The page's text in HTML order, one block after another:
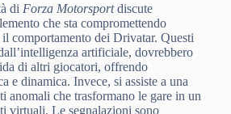
di Forza Motorsportdiscute
che sta compromettendo
comportamento dei Drivatar. Questi
artificiale, dovrebbero
di altri giocatori, offrendo
e dinamica. Invece, si assiste a una
anomali che trasformano le gare in un
virtuali. Le segnalazioni sono